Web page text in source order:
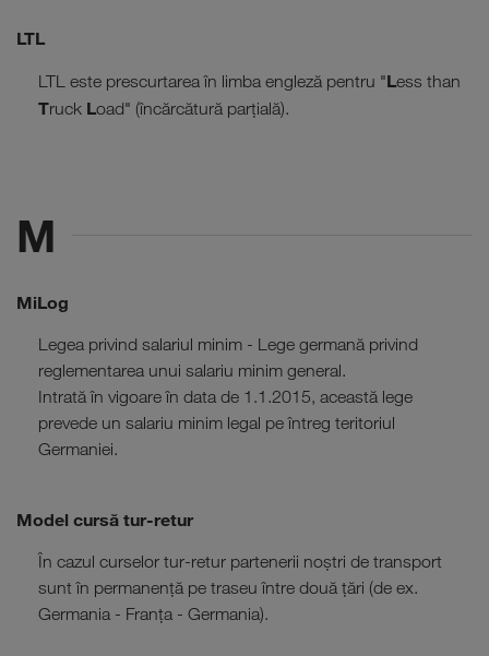
LTL
LTL este prescurtarea în limba engleză pentru "Less than
Truck Load" (încărcătură parțială).
M
MiLog
Legea privind salariul minim - Lege germană privind
reglementarea unui salariu minim general.
Intrată în vigoare în data de 1.1.2015, această lege
prevede un salariu minim legal pe întreg teritoriul
Germaniei.
Model cursă tur-retur
În cazul curselor tur-retur partenerii noştri de transport
sunt în permanență pe traseu între două țări (de ex.
Germania - Franța - Germania).